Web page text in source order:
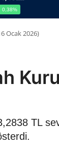
0,38%
Ocak 2026)
TL